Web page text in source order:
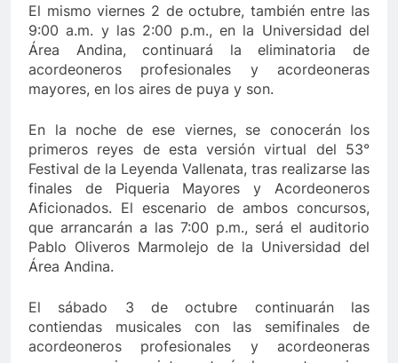
El mismo viernes 2 de octubre, también entre las
9:00 a.m. y las 2:00 p.m., en la Universidad del
Área Andina, continuará la eliminatoria de
acordeoneros profesionales y acordeoneras
mayores, en los aires de puya y son.
En la noche de ese viernes, se conocerán los
primeros reyes de esta versión virtual del 53°
Festival de la Leyenda Vallenata, tras realizarse las
finales de Piqueria Mayores y Acordeoneros
Aficionados. El escenario de ambos concursos,
que arrancarán a las 7:00 p.m., será el auditorio
Pablo Oliveros Marmolejo de la Universidad del
Área Andina.
El sábado 3 de octubre continuarán las
contiendas musicales con las semifinales de
acordeoneros profesionales y acordeoneras